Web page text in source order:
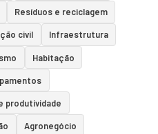
Resíduos e reciclagem
civil Infraestrutura
Habitação
produtividade
Agronegócio